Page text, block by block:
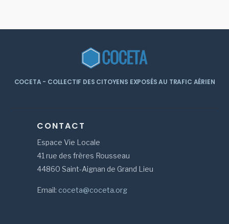
COCETA - COLLECTIF DES CITOYENS EXPOSÉS AU TRAFIC AÉRIEN
CONTACT
Espace Vie Locale
41 rue des frères Rousseau
44860 Saint-Aignan de Grand Lieu
Email: coceta@coceta.org